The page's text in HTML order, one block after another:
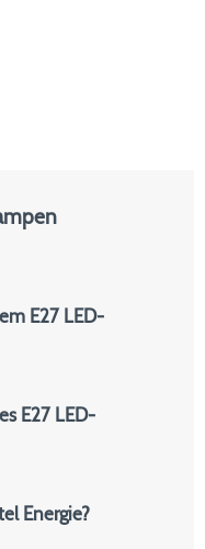
E27 LED-
E27 LED-
Energie?